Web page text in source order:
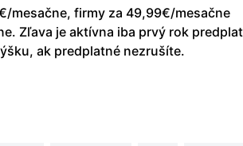
mesačne, firmy za 49,99€/mesačne
Zľava je aktívna iba prvý rok
ak predplatné nezrušíte.